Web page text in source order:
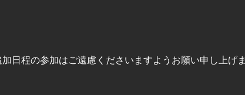
日程の参加はご遠慮くださいますようお願い申し上げま